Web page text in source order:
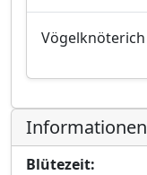
Vögelknöterich
Informationen
Blütezeit: